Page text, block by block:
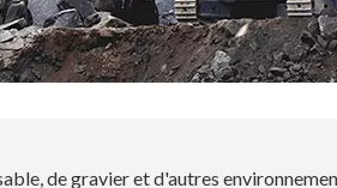
de gravier et d'autres